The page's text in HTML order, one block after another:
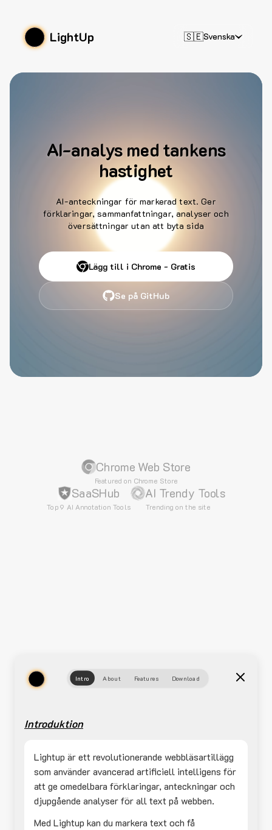
LightUp 🇸🇪Svenska
AI-analys med tankens
hastighet
AI-anteckningar för markerad text. Ger
förklaringar, sammanfattningar, analyser och
översättningar utan att byta sida
Lägg till i Chrome - Gratis
Se på GitHub
Chrome Web Store
Featured on Chrome Store
SaaSHub
Top 9 AI Annotation Tools
AI Trendy Tools
Trending on the site
Intro About Features Download
Introduktion
Lightup är ett revolutionerande webbläsartillägg
som använder avancerad artificiell intelligens för
att ge omedelbara förklaringar, anteckningar och
djupgående analyser för all text på webben.
Med Lightup kan du markera text och få